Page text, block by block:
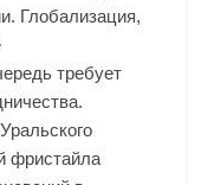
Глобализация,
требует
фристайла